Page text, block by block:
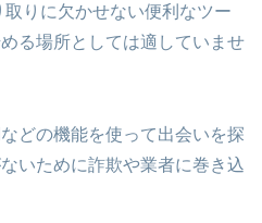
りに欠かせない便利なツー
る場所としては適していませ
どの機能を使って出会いを探
いために詐欺や業者に巻き込